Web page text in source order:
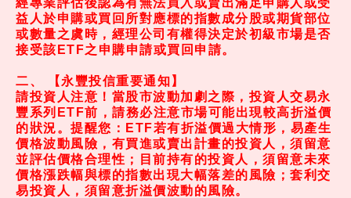
經專業評估後認為有無法買入或賣出滿足申購人或受
益人於申購或買回所對應標的指數成分股或期貨部位
或數量之虞時，經理公司有權得決定於初級市場是否
接受該ETF之申購申請或買回申請。
二、 【永豐投信重要通知】
請投資人注意！當股市波動加劇之際，投資人交易永
豐系列ETF前，請務必注意市場可能出現較高折溢價
的狀況。提醒您：ETF若有折溢價過大情形，易產生
價格波動風險，有買進或賣出計畫的投資人，須留意
並評估價格合理性；目前持有的投資人，須留意未來
價格漲跌幅與標的指數出現大幅落差的風險；套利交
易投資人，須留意折溢價波動的風險。